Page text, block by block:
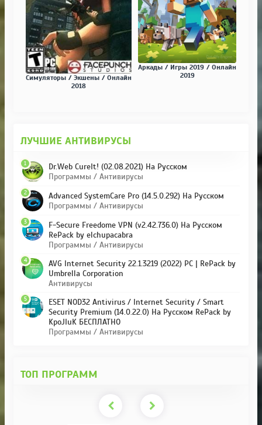
Симуляторы / Экшены / Онлайн
2018
Аркады / Игры 2019 / Онлайн
2019
ЛУЧШИЕ АНТИВИРУСЫ
Dr.Web CureIt! (02.08.2021) На Русском
Программы / Антивирусы
1
Advanced SystemCare Pro (14.5.0.292) На Русском
Программы / Антивирусы
2
F-Secure Freedome VPN (v2.42.736.0) На Русском
RePack by elchupacabra
Программы / Антивирусы
3
AVG Internet Security 22.1.3219 (2022) PC | RePack by
Umbrella Corporation
Антивирусы
4
ESET NOD32 Antivirus / Internet Security / Smart
Security Premium (14.0.22.0) На Русском RePack by
KpoJIuK БЕСПЛАТНО
Программы / Антивирусы
5
ТОП ПРОГРАММ